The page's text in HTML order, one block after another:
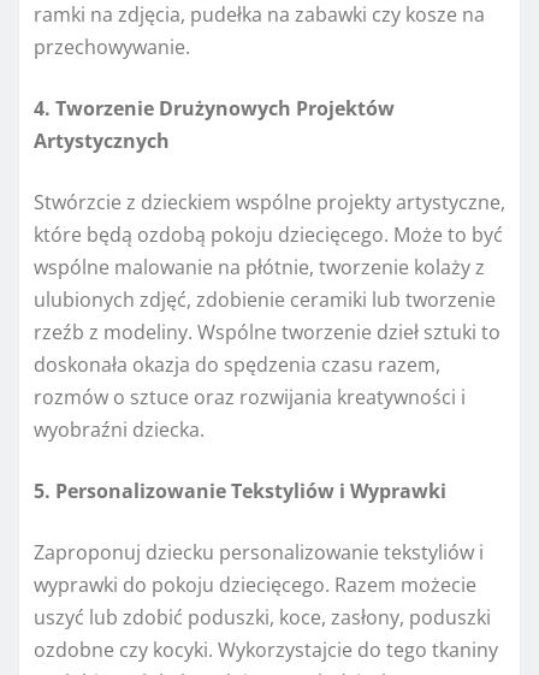
ramki na zdjęcia, pudełka na zabawki czy kosze na
przechowywanie.
4. Tworzenie Drużynowych Projektów
Artystycznych
Stwórzcie z dzieckiem wspólne projekty artystyczne,
które będą ozdobą pokoju dziecięcego. Może to być
wspólne malowanie na płótnie, tworzenie kolaży z
ulubionych zdjęć, zdobienie ceramiki lub tworzenie
rzeźb z modeliny. Wspólne tworzenie dzieł sztuki to
doskonała okazja do spędzenia czasu razem,
rozmów o sztuce oraz rozwijania kreatywności i
wyobraźni dziecka.
5. Personalizowanie Tekstyliów i Wyprawki
Zaproponuj dziecku personalizowanie tekstyliów i
wyprawki do pokoju dziecięcego. Razem możecie
uszyć lub zdobić poduszki, koce, zasłony, poduszki
ozdobne czy kocyki. Wykorzystajcie do tego tkaniny